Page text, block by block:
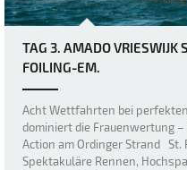
TAG 3. AMADO VRIESWIJK
FOILING-EM.
Acht Wettfahrten bei
dominiert die Frauenwertung
Action am Ordinger Strand St.
Spektakuläre Rennen,